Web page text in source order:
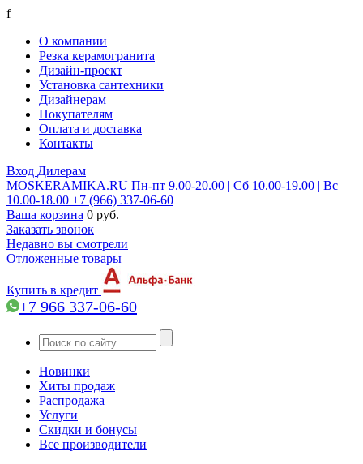
f
О компании
Резка керамогранита
Дизайн-проект
Установка сантехники
Дизайнерам
Покупателям
Оплата и доставка
Контакты
Вход Дилерам
MOSKERAMIKA.RU Пн-пт 9.00-20.00 | Сб 10.00-19.00 | Вс
10.00-18.00 +7 (966) 337-06-60
Ваша корзина 0 руб.
Заказать звонок
Недавно вы смотрели
Отложенные товары
Купить в кредит
+7 966 337-06-60
Новинки
Хиты продаж
Распродажа
Услуги
Скидки и бонусы
Все производители